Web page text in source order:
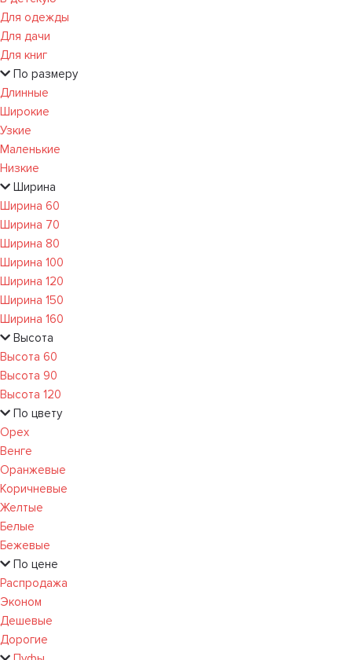
Для одежды
Для дачи
Для книг
По размеру
Длинные
Широкие
Узкие
Маленькие
Низкие
Ширина
Ширина 60
Ширина 70
Ширина 80
Ширина 100
Ширина 120
Ширина 150
Ширина 160
Высота
Высота 60
Высота 90
Высота 120
По цвету
Орех
Венге
Оранжевые
Коричневые
Желтые
Белые
Бежевые
По цене
Распродажа
Эконом
Дешевые
Дорогие